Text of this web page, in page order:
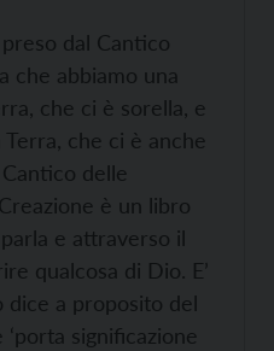
dal Cantico
che abbiamo una
che ci è sorella, e
che ci è anche
delle
è un libro
e attraverso il
qualcosa di Dio. E’
dice a proposito del
significazione